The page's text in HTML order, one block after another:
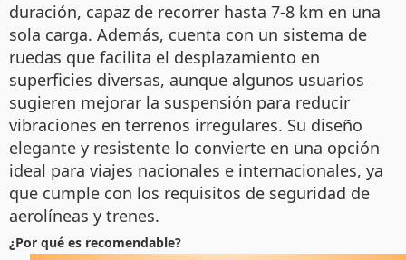
duración, capaz de recorrer hasta 7-8 km en una
sola carga. Además, cuenta con un sistema de
ruedas que facilita el desplazamiento en
superficies diversas, aunque algunos usuarios
sugieren mejorar la suspensión para reducir
vibraciones en terrenos irregulares. Su diseño
elegante y resistente lo convierte en una opción
ideal para viajes nacionales e internacionales, ya
que cumple con los requisitos de seguridad de
aerolíneas y trenes.
¿Por qué es recomendable?